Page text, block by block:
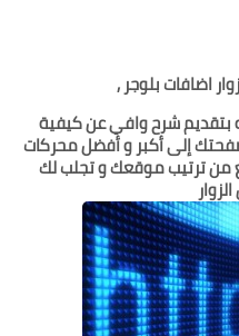
بلوجر ,
شرح وافي عن كيفية
أكبر و أفضل محركات
موقعك و تجلب لك